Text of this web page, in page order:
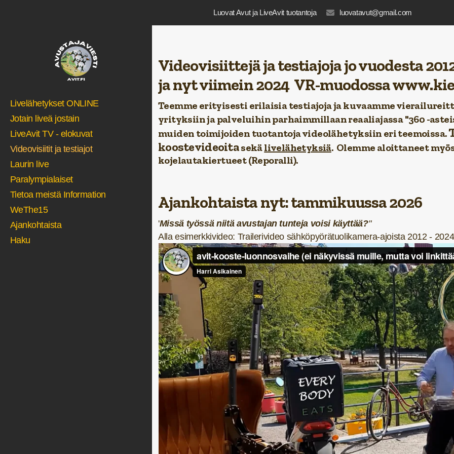
Luovat Avut ja LiveAvit tuotantoja luovatavut@gmail.com
Livelähetykset ONLINE
Jotain liveä jostain
LiveAvit TV - elokuvat
Videovisiitit ja testiajot
Laurin live
Paralympialaiset
Tietoa meistä Information
WeThe15
Ajankohtaista
Haku
Videovisiittejä ja testiajoja jo vuodesta
ja nyt viimein2024VR-muodossa
Teemme erityisesti erilaisia testiajoja ja kuvaamme
yrityksiin ja palveluihin parhaimmillaan reaaliajassa"360 -
muiden toimijoiden tuotantoja videolähetyksiin eri teemoissa.
koostevideoitasekälivelähetyksiä. Olemme aloittaneet
kojelautakiertueet (Reporalli).
Ajankohtaista nyt: tammikuussa 2026
'Missä työssä niitä avustajan tunteja voisi käyttää?"
Alla esimerkkivideo: Trailerivideo sähköpyörätuolikamera-ajoista 2012 - 2024